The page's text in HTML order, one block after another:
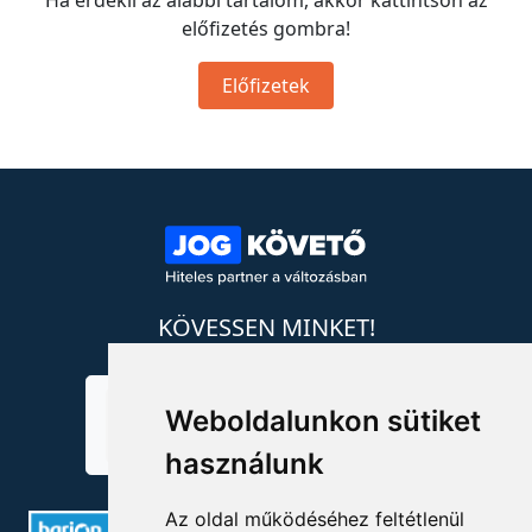
Weboldalunkon sütiket
használunk
Az oldal működéséhez feltétlenül
előfizetés gombra!
Előfizetek
KÖVESSEN MINKET!